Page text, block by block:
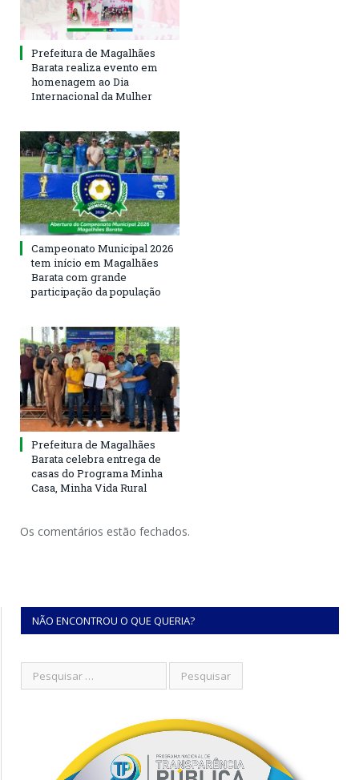
Prefeitura de Magalhães
Barata realiza evento em
homenagem ao Dia
Internacional da Mulher
Campeonato Municipal 2026
tem início em Magalhães
Barata com grande
participação da população
Prefeitura de Magalhães
Barata celebra entrega de
casas do Programa Minha
Casa, Minha Vida Rural
Os comentários estão fechados.
NÃO ENCONTROU O QUE QUERIA?